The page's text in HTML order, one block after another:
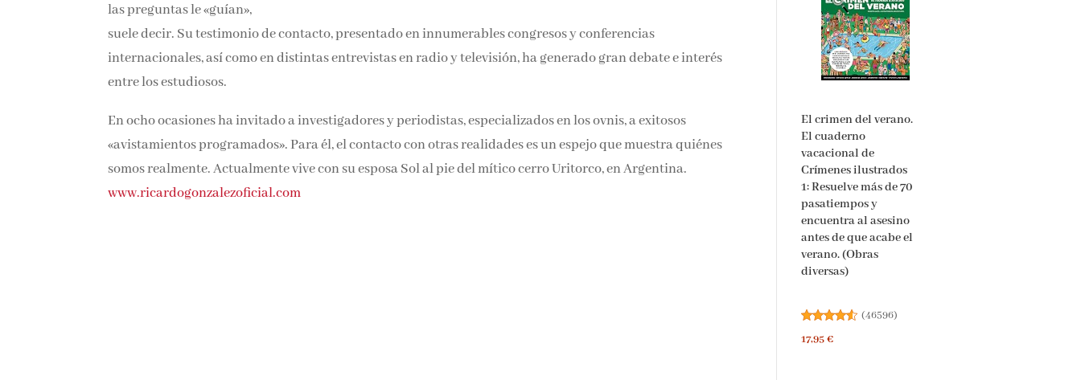
las preguntas le «guían»,
suele decir. Su testimonio de contacto, presentado en innumerables congresos y conferencias
internacionales, así como en distintas entrevistas en radio y televisión, ha generado gran debate e interés
entre los estudiosos.
En ocho ocasiones ha invitado a investigadores y periodistas, especializados en los ovnis, a exitosos
«avistamientos programados». Para él, el contacto con otras realidades es un espejo que muestra quiénes
somos realmente. Actualmente vive con su esposa Sol al pie del mítico cerro Uritorco, en Argentina.
www.ricardogonzalezoficial.com
El crimen del verano.
El cuaderno
vacacional de
Crímenes ilustrados
1: Resuelve más de 70
pasatiempos y
encuentra al asesino
antes de que acabe el
verano. (Obras
diversas)
(46596)
17,95 €